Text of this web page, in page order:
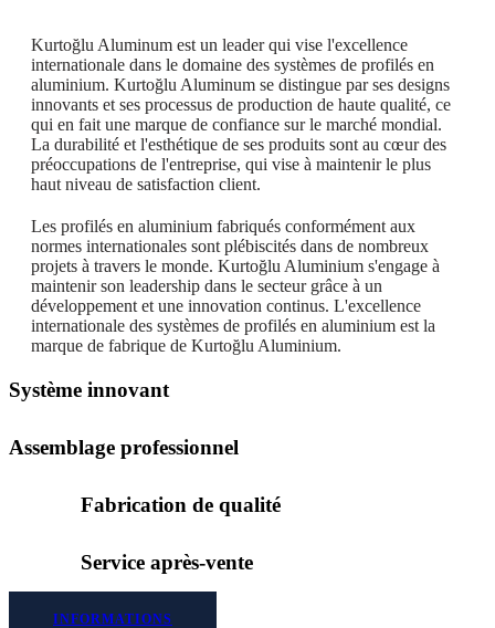
Kurtoğlu Aluminum est un leader qui vise l'excellence
internationale dans le domaine des systèmes de profilés en
aluminium. Kurtoğlu Aluminum se distingue par ses designs
innovants et ses processus de production de haute qualité, ce
qui en fait une marque de confiance sur le marché mondial.
La durabilité et l'esthétique de ses produits sont au cœur des
préoccupations de l'entreprise, qui vise à maintenir le plus
haut niveau de satisfaction client.
Les profilés en aluminium fabriqués conformément aux
normes internationales sont plébiscités dans de nombreux
projets à travers le monde. Kurtoğlu Aluminium s'engage à
maintenir son leadership dans le secteur grâce à un
développement et une innovation continus. L'excellence
internationale des systèmes de profilés en aluminium est la
marque de fabrique de Kurtoğlu Aluminium.
Système innovant
Assemblage professionnel
Fabrication de qualité
Service après-vente
INFORMATIONS